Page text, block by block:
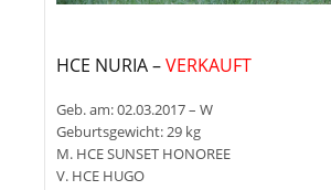
HCE NURIA –VERKAUFT
Geb. am: 02.03.2017 – W
Geburtsgewicht: 29 kg
M. HCE SUNSET HONOREE
V. HCE HUGO